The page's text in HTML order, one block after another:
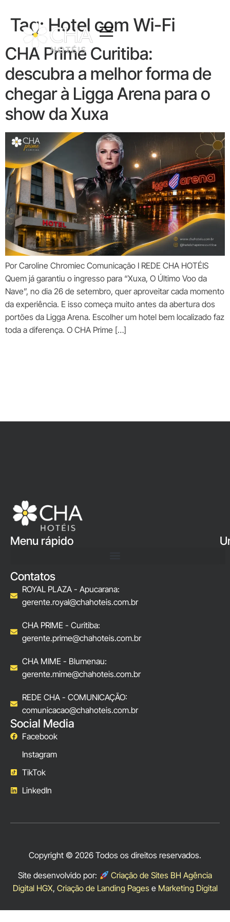
Tag:Hotel com Wi-Fi
CHA Prime Curitiba:
descubra a melhor forma de
chegar à Ligga Arena para o
show da Xuxa
Por Caroline Chromiec Comunicação I REDE CHA HOTÉIS
Quem já garantiu o ingresso para “Xuxa, O Último Voo da
Nave”, no dia 26 de setembro, quer aproveitar cada momento
da experiência. E isso começa muito antes da abertura dos
portões da Ligga Arena. Escolher um hotel bem localizado faz
toda a diferença. O CHA Prime […]
Menu rápido
Contatos
ROYAL PLAZA - Apucarana:
gerente.royal@chahoteis.com.br
CHA PRIME - Curitiba:
gerente.prime@chahoteis.com.br
CHA MIME - Blumenau:
gerente.mime@chahoteis.com.br
REDE CHA - COMUNICAÇÃO:
comunicacao@chahoteis.com.br
Social Media
Facebook
Instagram
TikTok
LinkedIn
Copyright © 2026 Todos os direitos reservados.
Site desenvolvido por:
Criação de Sites BH Agência
Digital HGX, Criação de Landing Pagese Marketing Digital